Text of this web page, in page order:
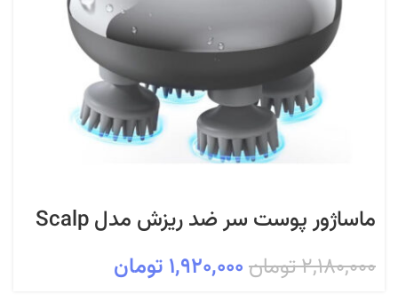
ماساژور پوست سر ضد ریزش مدل Scalp
Massager مناسب حمام و ماساژ روزانه
۲,۱۸۰,۰۰۰تومان۱,۹۲۰,۰۰۰ تومان